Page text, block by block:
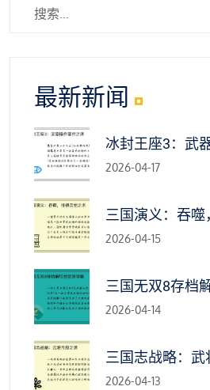
最新新闻
冰封王座3：武
2026-04-17
三国演义：吞
2026-04-15
三国无双8存档
2026-04-14
三国志战略：武
2026-04-13